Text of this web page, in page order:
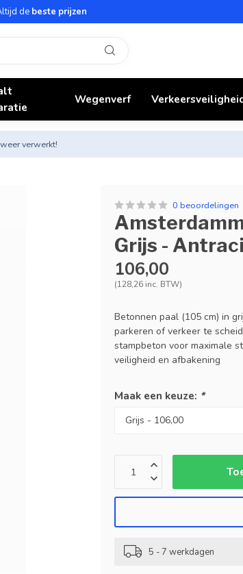
de beste prijzen
Wegenverf
verwerkt!
0 beoordelingen
Grijs -
106,00
(128,26 inc. BTW)
Betonnen paal (105 cm) in
parkeren of verkeer te
stampbeton voor maximale
veiligheid en afbakening
Maak een keuze: *
5 - 7 werkdagen